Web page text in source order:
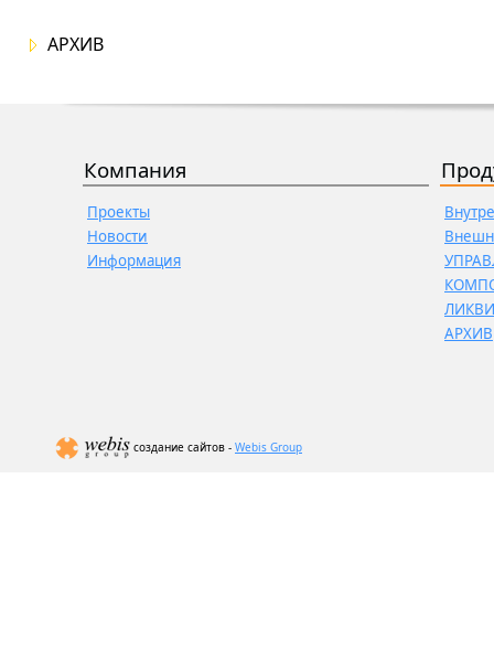
АРХИВ
Компания
Проекты
Новости
Информация
АРХИВ
создание сайтов - Webis Group